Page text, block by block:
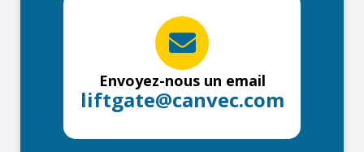
Envoyez-nous un email
liftgate@canvec.com